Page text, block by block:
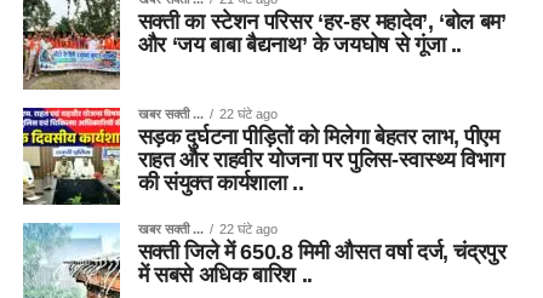
सक्ती का स्टेशन परिसर ‘हर-हर महादेव’, ‘बोल बम’
और ‘जय बाबा बैद्यनाथ’ के जयघोष से गूंजा ..
खबर सक्ती ... 22 घंटे ago
सड़क दुर्घटना पीड़ितों को मिलेगा बेहतर लाभ, पीएम
राहत और राहवीर योजना पर पुलिस-स्वास्थ्य विभाग
की संयुक्त कार्यशाला ..
खबर सक्ती ... 22 घंटे ago
सक्ती जिले में 650.8 मिमी औसत वर्षा दर्ज, चंद्रपुर
में सबसे अधिक बारिश ..